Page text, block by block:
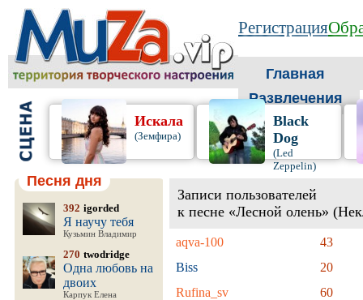
Регистрация
Главная
Развлечения
Искала
(Земфира)
Black
Dog
(Led
Zeppelin)
Песня дня
392 igorded
Я научу тебя
Кузьмин Владимир
270 twodridge
Одна любовь на
двоих
Карпук Елена
Записи пользователей
к песне «Лесной олень»
aqva-100
43
Biss
20
Rufina_sv
60